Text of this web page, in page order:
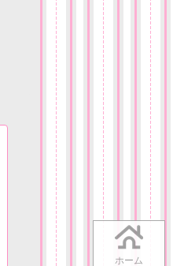
ホーム